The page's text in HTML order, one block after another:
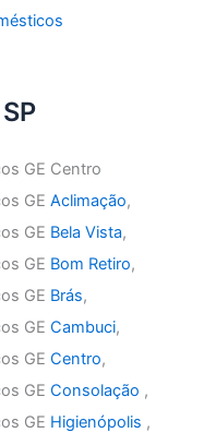
GE Centro
GEAclimação,
GE Bela Vista,
GE Bom Retiro,
GE Brás,
GECambuci,
GECentro,
GEConsolação ,
GE Higienópolis ,